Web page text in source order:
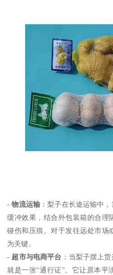
-物流运输 ：梨子在长途运输中
缓冲效果，结合外包装箱的合理
碰伤和压痕。对于发往远处市场
为关键。
- 超市与电商平台 ：当梨子摆上
就是一张“通行证”。它让原本平